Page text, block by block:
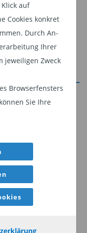
auf
Cookies konkret
Durch An-
Ihrer
jeweiligen Zweck
Browserfensters
Sie Ihre
work across
we look across the
that the broad
supportive.
out to us as
commodities
curve support
curve'
accelerating.
along with other
for evidence that the
in. As this
Anleger
Anleger sind